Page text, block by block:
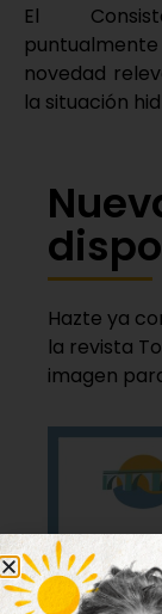
El
novedad
la situación
Hazte ya
la revista
imagen